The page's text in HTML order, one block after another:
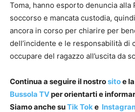
Toma, hanno esporto denuncia alla
soccorso e mancata custodia,
ancora in corso per chiarire per
dell’incidente e le responsabilità di
occupare del ragazzo all’uscita da
Continua a seguire il nostrositoe
Bussola TVper orientarti e
Siamo anche suTik Toke